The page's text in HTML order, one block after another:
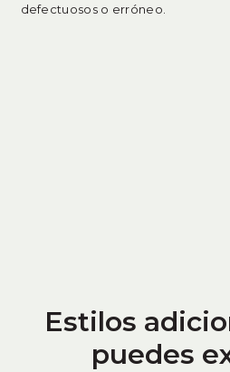
defectuosos o erróneo
Estilos
puedes